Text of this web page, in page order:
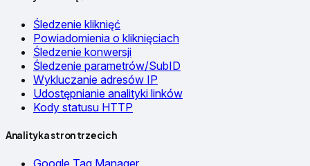
Śledzenie kliknięć
Powiadomienia o kliknięciach
Śledzenie konwersji
Śledzenie parametrów/SubID
Wykluczanie adresów IP
Udostępnianie analityki linków
Kody statusu HTTP
Analityka stron trzecich